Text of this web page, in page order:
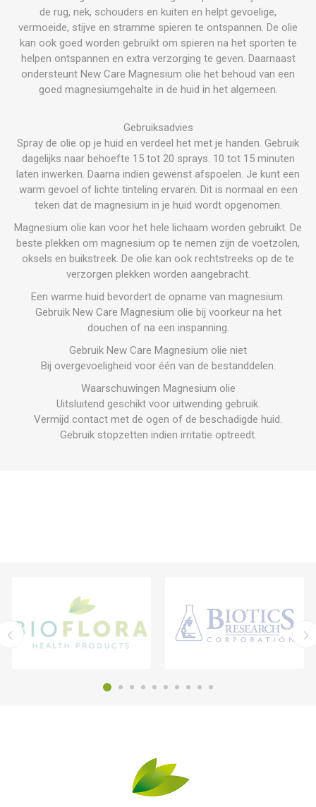
de rug, nek, schouders en kuiten en helpt gevoelige,
vermoeide, stijve en stramme spieren te ontspannen. De olie
kan ook goed worden gebruikt om spieren na het sporten te
helpen ontspannen en extra verzorging te geven. Daarnaast
ondersteunt New Care Magnesium olie het behoud van een
goed magnesiumgehalte in de huid in het algemeen.
Gebruiksadvies
Spray de olie op je huid en verdeel het met je handen. Gebruik
dagelijks naar behoefte 15 tot 20 sprays. 10 tot 15 minuten
laten inwerken. Daarna indien gewenst afspoelen. Je kunt een
warm gevoel of lichte tinteling ervaren. Dit is normaal en een
teken dat de magnesium in je huid wordt opgenomen.
Magnesium olie kan voor het hele lichaam worden gebruikt. De
beste plekken om magnesium op te nemen zijn de voetzolen,
oksels en buikstreek. De olie kan ook rechtstreeks op de te
verzorgen plekken worden aangebracht.
Een warme huid bevordert de opname van magnesium.
Gebruik New Care Magnesium olie bij voorkeur na het
douchen of na een inspanning.
Gebruik New Care Magnesium olie niet
Bij overgevoeligheid voor één van de bestanddelen.
Waarschuwingen Magnesium olie
Uitsluitend geschikt voor uitwending gebruik.
Vermijd contact met de ogen of de beschadigde huid.
Gebruik stopzetten indien irritatie optreedt.